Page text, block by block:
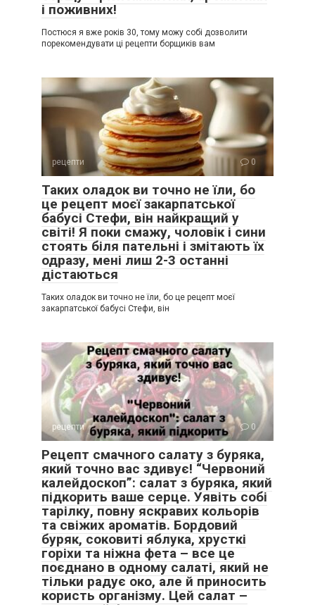
і поживних!
Постюся я вже років 30, тому можу собі дозволити
порекомендувати ці рецепти борщиків вам
рецепти 0
Таких оладок ви точно не їли, бо
це рецепт моєї закарпатської
бабусі Стефи, він найкращий у
світі! Я поки смажу, чоловік і сини
стоять біля пательні і змітають їх
одразу, мені лиш 2-3 останні
дістаються
Таких оладок ви точно не їли, бо це рецепт моєї
закарпатської бабусі Стефи, він
рецепти 0
Рецепт смачного салату з буряка,
який точно вас здивує! “Червоний
калейдоскоп”: салат з буряка, який
підкорить ваше серце. Уявіть собі
тарілку, повну яскравих кольорів
та свіжих ароматів. Бордовий
буряк, соковиті яблука, хрусткі
горіхи та ніжна фета – все це
поєднано в одному салаті, який не
тільки радує око, але й приносить
користь організму. Цей салат –